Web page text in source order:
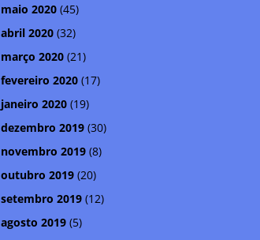
maio 2020 (45)
abril 2020 (32)
março 2020 (21)
fevereiro 2020 (17)
janeiro 2020 (19)
dezembro 2019 (30)
novembro 2019 (8)
outubro 2019 (20)
setembro 2019 (12)
agosto 2019 (5)